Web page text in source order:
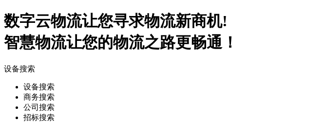
数字云物流让您寻求物流新商机!
智慧物流让您的物流之路更畅通！
设备搜索
设备搜索
商务搜索
公司搜索
招标搜索